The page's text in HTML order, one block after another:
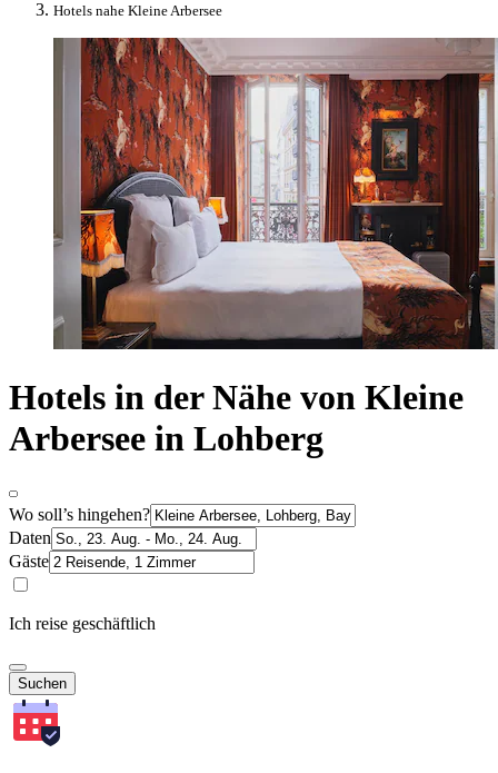
Hotels nahe Kleine Arbersee
Hotels in der Nähe von Kleine
Arbersee in Lohberg
Wo soll’s hingehen?
Daten
Gäste
Ich reise geschäftlich
Suchen